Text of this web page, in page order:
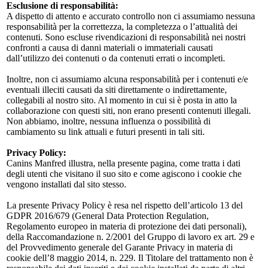
Esclusione di responsabilità:
A dispetto di attento e accurato controllo non ci assumiamo nessuna
responsabilità per la correttezza, la completezza o l’attualità dei
contenuti. Sono escluse rivendicazioni di responsabilità nei nostri
confronti a causa di danni materiali o immateriali causati
dall’utilizzo dei contenuti o da contenuti errati o incompleti.
Inoltre, non ci assumiamo alcuna responsabilità per i contenuti e/e
eventuali illeciti causati da siti direttamente o indirettamente,
collegabili al nostro sito. Al momento in cui si è posta in atto la
collaborazione con questi siti, non erano presenti contenuti illegali.
Non abbiamo, inoltre, nessuna influenza o possibilità di
cambiamento su link attuali e futuri presenti in tali siti.
Privacy Policy:
Canins Manfred illustra, nella presente pagina, come tratta i dati
degli utenti che visitano il suo sito e come agiscono i cookie che
vengono installati dal sito stesso.
La presente Privacy Policy è resa nel rispetto dell’articolo 13 del
GDPR 2016/679 (General Data Protection Regulation,
Regolamento europeo in materia di protezione dei dati personali),
della Raccomandazione n. 2/2001 del Gruppo di lavoro ex art. 29 e
del Provvedimento generale del Garante Privacy in materia di
cookie dell’8 maggio 2014, n. 229. Il Titolare del trattamento non è